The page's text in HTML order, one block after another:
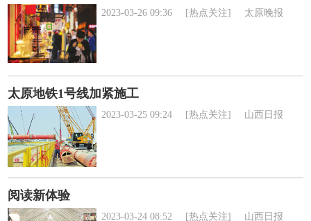
2023-03-26 09:36 [热点关注] 太原晚报
太原地铁1号线加紧施工
2023-03-25 09:24 [热点关注] 山西日报
阅读新体验
2023-03-24 08:52 [热点关注] 山西日报